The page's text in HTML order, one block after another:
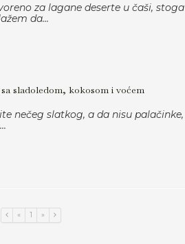
za lagane deserte u čaši, stoga
da...
sladoledom, kokosom i voćem
nečeg slatkog, a da nisu palačinke,
« 1 »